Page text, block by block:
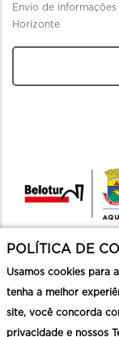
Envio de
Horizonte
POLÍTICA DE
Usamos cookies para
tenha a melhor
site, você concorda
privacidade e nossos